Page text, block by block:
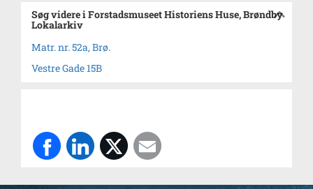
Søg videre i Forstadsmuseet Historiens Huse, Brøndby
Lokalarkiv
Matr. nr. 52a, Brø.
Vestre Gade 15B